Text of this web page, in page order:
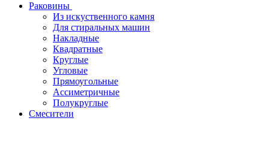
Раковины
Из искуственного камня
Для стиральных машин
Накладные
Квадратные
Круглые
Угловые
Прямоугольные
Ассиметричные
Полукруглые
Смесители